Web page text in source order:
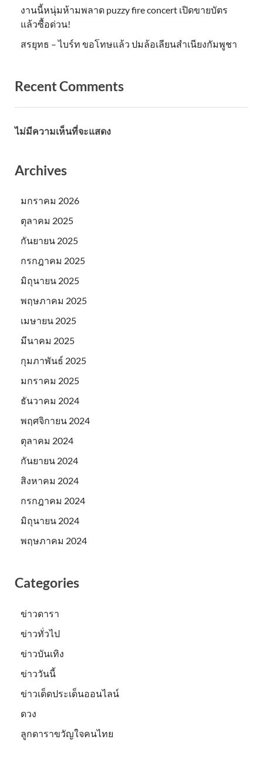
งานนี้หนุ่มห้ามพลาด puzzy fire concert เปิดขายบัตร
แล้วซื้อด่วน!
สรยุทธ – ไบร์ท ขอโทษแล้ว ปมล้อเลียนสำเนียงกัมพูชา
Recent Comments
ไม่มีความเห็นที่จะแสดง
Archives
มกราคม 2026
ตุลาคม 2025
กันยายน 2025
กรกฎาคม 2025
มิถุนายน 2025
พฤษภาคม 2025
เมษายน 2025
มีนาคม 2025
กุมภาพันธ์ 2025
มกราคม 2025
ธันวาคม 2024
พฤศจิกายน 2024
ตุลาคม 2024
กันยายน 2024
สิงหาคม 2024
กรกฎาคม 2024
มิถุนายน 2024
พฤษภาคม 2024
Categories
ข่าวดารา
ข่าวทั่วไป
ข่าวบันเทิง
ข่าววันนี้
ข่าวเด็ดประเด็นออนไลน์
ดวง
ลูกดาราขวัญใจคนไทย